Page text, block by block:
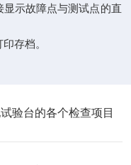
示故障点与测试点的直
存档。
验台的各个检查项目